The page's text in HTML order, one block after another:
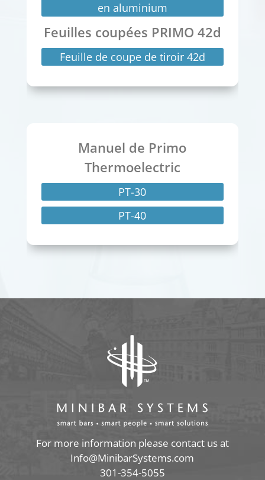
en aluminium
Feuilles coupées PRIMO 42d
Feuille de coupe de tiroir 42d
Manuel de Primo
Thermoelectric
PT-30
PT-40
For more information please contact us at
Info@MinibarSystems.com
301-354-5055